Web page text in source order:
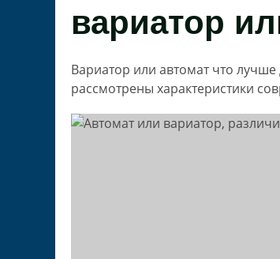
вариатор
Вариатор или автомат что
рассмотрены характеристики